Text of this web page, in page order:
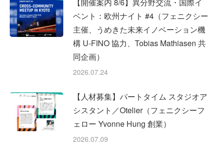
ベント：欧州ナイト #4（フェニクシー
主催、うめきた未来イノベーション機
構 U-FINO 協力、Tobias Mathiasen 共
同企画）
2026.07.24
【人材募集】パートタイム スタジオア
シスタント／Otelier（フェニクシーフ
ェロー Yvonne Hung 創業）
2026.07.09